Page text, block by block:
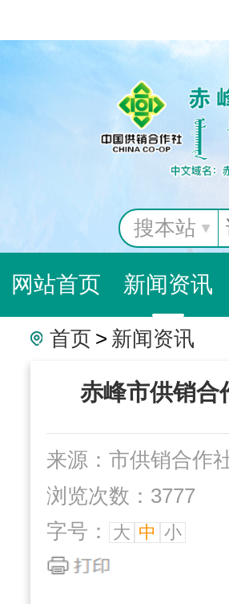
搜本站
网站首页 新闻资讯
“三位一体”组织社办企业
首页 > 新闻资讯
赤峰市供销合
来源：市供销合作
浏览次数：3777
字号：
大 中 小